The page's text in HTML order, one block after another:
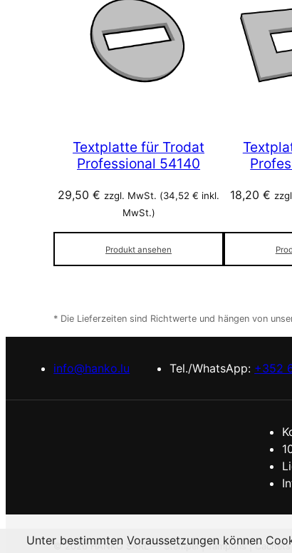
Textplatte für Trodat
Professional 54140
29,50€ zzgl. MwSt. (34,52€ inkl.
MwSt.)
Produkt ansehen
18,20€
* Die Lieferzeiten sind Richtwerte und hängen von
info@hanko.lu Tel./WhatsApp: +352
©2026HANKO SÀRL — Stempel | Tampons | Cachets
Unter bestimmten Voraussetzungen können